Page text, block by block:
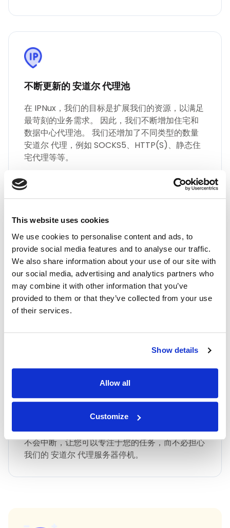
This website uses cookies
We use cookies to personalise content and ads, to
provide social media features and to analyse our traffic.
We also share information about your use of our site with
our social media, advertising and analytics partners who
may combine it with other information that you’ve
provided to them or that they’ve collected from your use
of their services.
Show details
Allow all
Customize
不断更新的 安道尔 代理池
在 IPNux，我们的目标是扩展我们的资源，以满足
最苛刻的业务需求。 因此，我们不断增加住宅和
数据中心代理池。 我们还增加了不同类型的数量
安道尔 代理，例如 SOCKS5、HTTP(S)、静态住
宅代理等等。
最高品质
通过 IPnux 采用业界最高质量的代理。 我们的代
理经过精心策划，可提供卓越的性能、无与伦比的
安全性和无缝的在线匿名性。 相信我们对满足您
所有代理需求的质量承诺，包括 安道尔 住宅代
IPNux 保证一致和可靠的服务，确保您保持连接而
不会中断，让您可以专注于您的任务，而不必担心
我们的 安道尔 代理服务器停机。